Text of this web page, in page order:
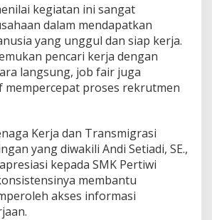
kegiatan ini sangat
dalam mendapatkan
yang unggul dan siap kerja.
pencari kerja dengan
langsung, job fair juga
mempercepat proses rekrutmen
Kerja dan Transmigrasi
yang diwakili Andi Setiadi, SE.,
kepada SMK Pertiwi
membantu
akses informasi